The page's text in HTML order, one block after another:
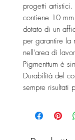
progetti
contiene 10
dotato di un
per garantire la
nell'area di
Pigmenttum è
Durabilità del
sempre risultati